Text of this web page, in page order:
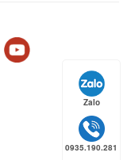
Zalo
0935.190.281